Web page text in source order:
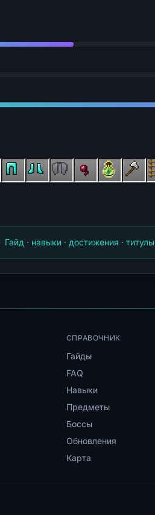
Гайд · навыки · достижения · титулы
СПРАВОЧНИК
Гайды
FAQ
Навыки
Предметы
Боссы
Обновления
Карта